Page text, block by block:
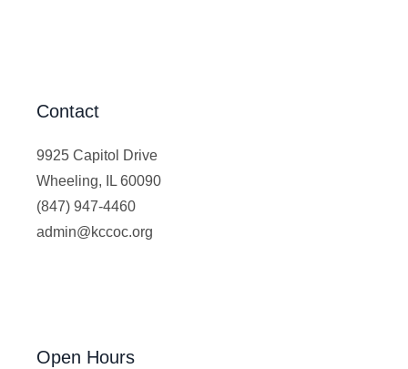
Contact
9925 Capitol Drive
Wheeling, IL 60090
(847) 947-4460
admin@kccoc.org
Open Hours